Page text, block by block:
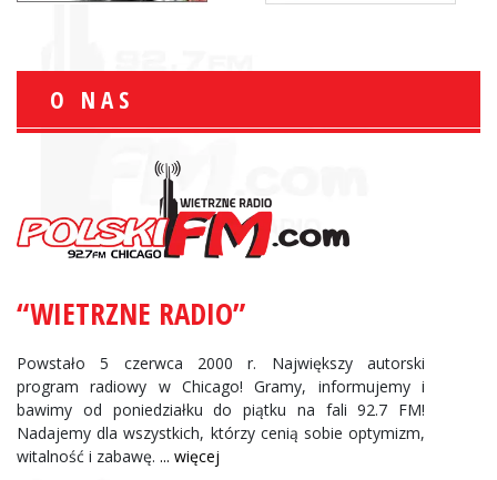
O NAS
“WIETRZNE RADIO”
Powstało 5 czerwca 2000 r. Największy autorski
program radiowy w Chicago! Gramy, informujemy i
bawimy od poniedziałku do piątku na fali 92.7 FM!
Nadajemy dla wszystkich, którzy cenią sobie optymizm,
witalność i zabawę. ... więcej